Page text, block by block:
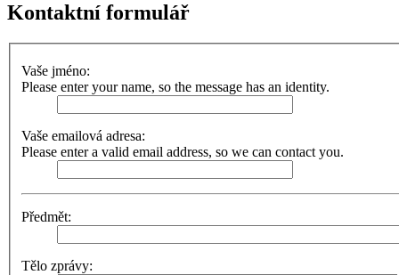
Kontaktní formulář
Vaše jméno:
Please enter your name, so the message has an identity.
Vaše emailová adresa:
Please enter a valid email address, so we can contact you.
Předmět:
Tělo zprávy: